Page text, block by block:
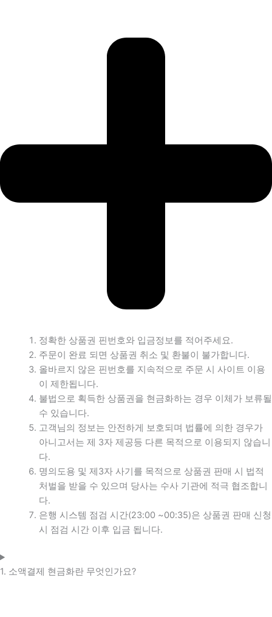
정확한 상품권 핀번호와 입금정보를 적어주세요.
주문이 완료 되면 상품권 취소 및 환불이 불가합니다.
올바르지 않은 핀번호를 지속적으로 주문 시 사이트 이용
이 제한됩니다.
불법으로 획득한 상품권을 현금화하는 경우 이체가 보류될
수 있습니다.
고객님의 정보는 안전하게 보호되며 법률에 의한 경우가
아니고서는 제 3자 제공등 다른 목적으로 이용되지 않습니
다.
명의도용 및 제3자 사기를 목적으로 상품권 판매 시 법적
처벌을 받을 수 있으며 당사는 수사 기관에 적극 협조합니
다.
은행 시스템 점검 시간(23:00 ~00:35)은 상품권 판매 신청
시 점검 시간 이후 입금 됩니다.
1. 소액결제 현금화란 무엇인가요?